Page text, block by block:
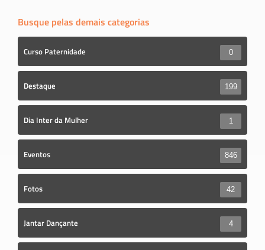
Busque pelas demais categorias
Curso Paternidade 0
Destaque 199
Dia Inter da Mulher 1
Eventos 846
Fotos 42
Jantar Dançante 4